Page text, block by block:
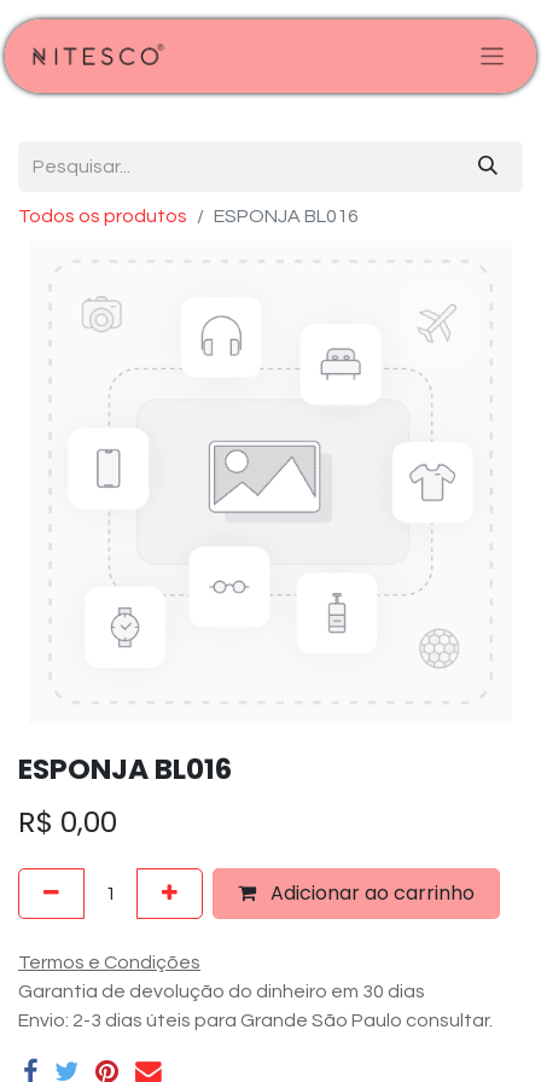
Todos os produtos ESPONJA BL016
ESPONJA BL016
R$ 0,00
Adicionar ao carrinho
Termos e Condições
Garantia de devolução do dinheiro em 30 dias
Envio: 2-3 dias úteis para Grande São Paulo consultar.